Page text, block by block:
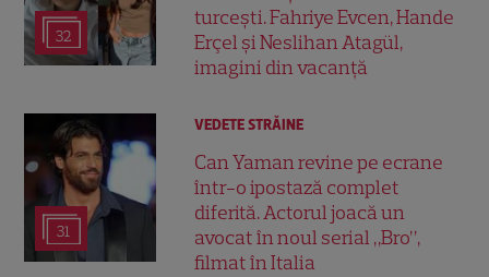
32
turcești. Fahriye Evcen, Hande
Erçel și Neslihan Atagül,
imagini din vacanță
31
VEDETE STRĂINE
Can Yaman revine pe ecrane
într-o ipostază complet
diferită. Actorul joacă un
avocat în noul serial „Bro”,
filmat în Italia